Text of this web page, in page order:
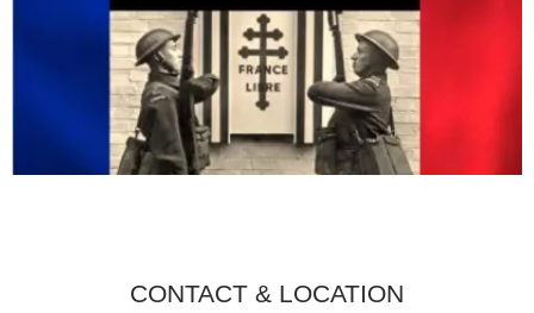
CONTACT & LOCATION